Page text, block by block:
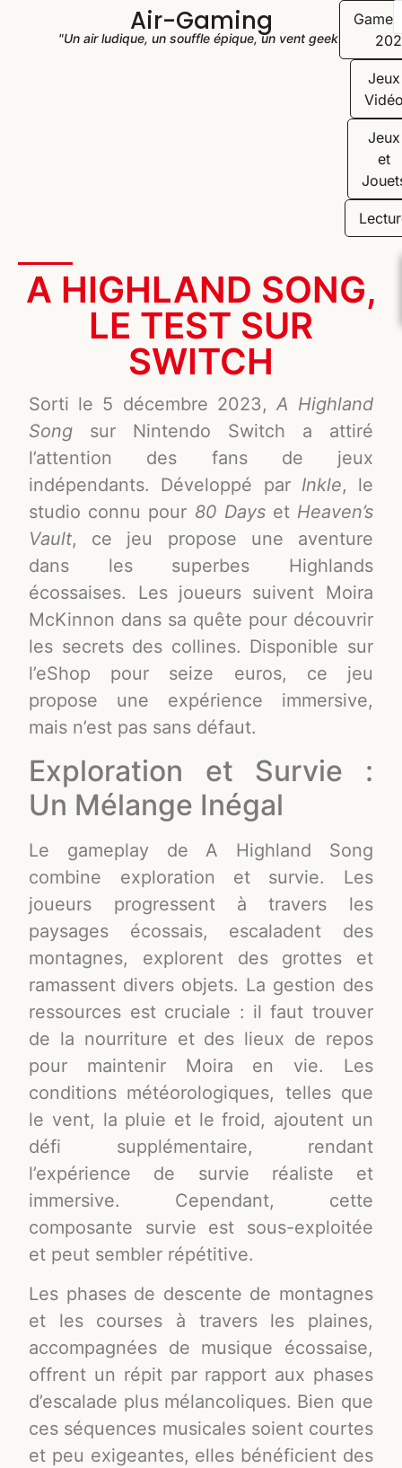
Air-Gaming
"Un air ludique, un souffle épique, un vent geek"
Jeux
Jeux
et
A HIGHLAND SONG,
LE TEST SUR
SWITCH
Sorti le 5 décembre 2023, A Highland
Song sur Nintendo Switch a attiré
l’attention des fans de jeux
indépendants. Développé par Inkle, le
studio connu pour 80 Dayset Heaven’s
Vault, ce jeu propose une aventure
dans les superbes Highlands
écossaises. Les joueurs suivent Moira
McKinnon dans sa quête pour découvrir
les secrets des collines. Disponible sur
l’eShop pour seize euros, ce jeu
propose une expérience immersive,
mais n’est pas sans défaut.
Exploration et Survie :
Un Mélange Inégal
Le gameplay de A Highland Song
combine exploration et survie. Les
joueurs progressent à travers les
paysages écossais, escaladent des
montagnes, explorent des grottes et
ramassent divers objets. La gestion des
ressources est cruciale : il faut trouver
de la nourriture et des lieux de repos
pour maintenir Moira en vie. Les
conditions météorologiques, telles que
le vent, la pluie et le froid, ajoutent un
défi supplémentaire, rendant
l’expérience de survie réaliste et
immersive. Cependant, cette
composante survie est sous-exploitée
et peut sembler répétitive.
Les phases de descente de montagnes
et les courses à travers les plaines,
accompagnées de musique écossaise,
offrent un répit par rapport aux phases
d’escalade plus mélancoliques. Bien que
ces séquences musicales soient courtes
et peu exigeantes, elles bénéficient des